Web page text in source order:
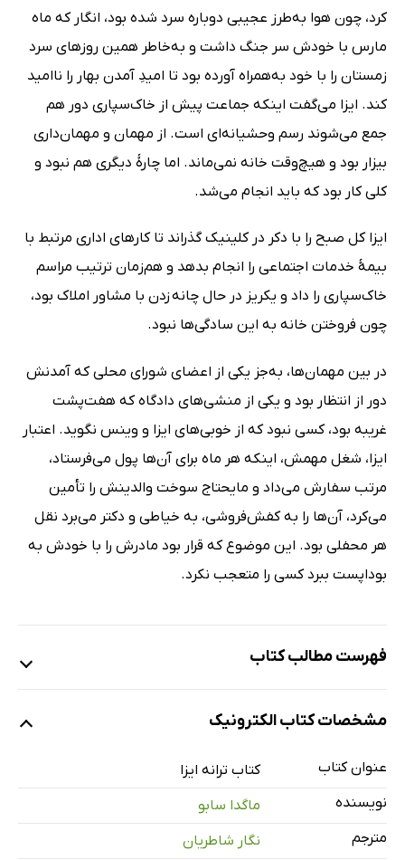
کرد، چون هوا به‌طرز عجیبی دوباره سرد شده بود، انگار که ماه
مارس با خودش سر جنگ داشت و به‌خاطر همین روزهای سرد
زمستان را با خود به‌همراه آورده بود تا امیدِ آمدن بهار را نا‌امید
کند. ایزا می‌گفت اینکه جماعت پیش از خاک‌سپاری دور هم
جمع می‌شوند رسم وحشیانه‌ای است. از مهمان و مهمان‌داری
بیزار بود و هیچ‌وقت خانه نمی‌ماند. اما چارۀ دیگری هم نبود و
کلی کار بود که باید انجام می‌شد.
ایزا کل صبح را با دکر در کلینیک گذراند تا کارهای اداری مرتبط با
بیمهٔ خدمات اجتماعی را انجام بدهد و هم‌زمان ترتیب مراسم
خاک‌سپاری را داد و یکریز در حال چانه زدن با مشاور املاک بود،
چون فروختن خانه به این سادگی‌ها نبود.
در بین مهمان‌ها، به‌جز یکی از اعضای شورای محلی که آمدنش
دور از انتظار بود و یکی از منشی‌های دادگاه که هفت‌پشت
غریبه بود، کسی نبود که از خوبی‌های ایزا و وینس نگوید. اعتبار
ایزا، شغل مهمش، اینکه هر ماه برای آن‌ها پول می‌فرستاد،
مرتب سفارش می‌داد و مایحتاج سوخت والدینش را تأمین
می‌کرد، آن‌ها را به کفش‌فروشی، به خیاطی و دکتر می‌برد نقل
هر محفلی بود. این موضوع که قرار بود مادرش را با خودش به
بوداپست ببرد کسی را متعجب نکرد.
فهرست مطالب کتاب
آب
فهرست نام‌ها
مشخصات کتاب الکترونیک
عنوان کتاب
کتاب ترانه ایزا
نویسنده
ماگدا سابو
مترجم
نگار شاطریان